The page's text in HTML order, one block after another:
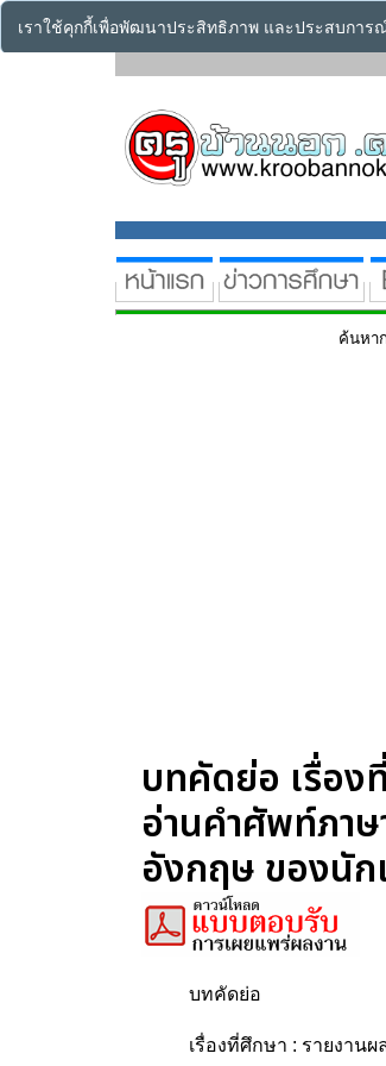
เราใช้คุกกี้เพื่อพัฒนาประสิทธิภาพ และประสบกา
ค้นหา
บทคัดย่อ เรื่อง
อ่านคำศัพท์ภา
อังกฤษ ของนัก
บทคัดย่อ
เรื่องที่ศึกษา : รายงา